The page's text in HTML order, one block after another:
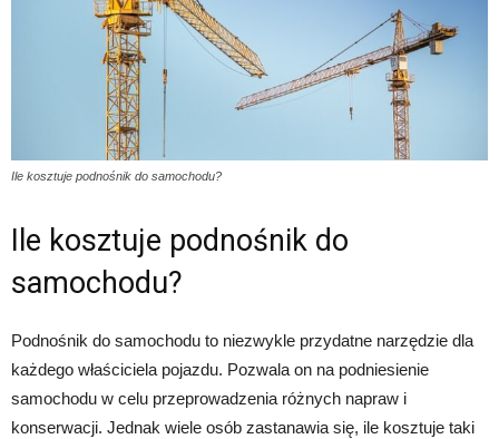
Ile kosztuje podnośnik do samochodu?
Ile kosztuje podnośnik do
samochodu?
Podnośnik do samochodu to niezwykle przydatne narzędzie dla
każdego właściciela pojazdu. Pozwala on na podniesienie
samochodu w celu przeprowadzenia różnych napraw i
konserwacji. Jednak wiele osób zastanawia się, ile kosztuje taki